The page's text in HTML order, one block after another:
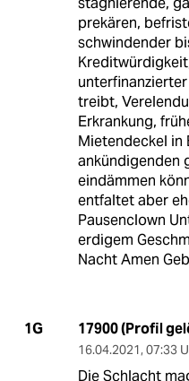
prekären,
schwindender
treibt,
Erkrankung,
Mietendeckel in
ankündigenden
eindämmen
entfaltet aber
Pausenclown
erdigem
Nacht Amen
1G 17900 (Profil
16.04.2021, 07:33
Die Schlacht